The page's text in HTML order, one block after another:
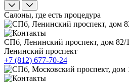
Салоны, где есть процедура
СПб, Ленинский проспект, дом 82/1
Ленинский проспект
+7 (812) 677-70-24